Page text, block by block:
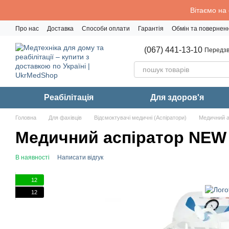
Вітаємо
Про нас Доставка Способи оплати Гарантія
Обмін та
(067) 441-13-10
Реабiлiтацiя Для здоров'я
Головна Для фахівців Відсмоктувачі медичні (Аспіратори) Медичний
Медичний аспіратор
В наявності Написати відгук
12
12